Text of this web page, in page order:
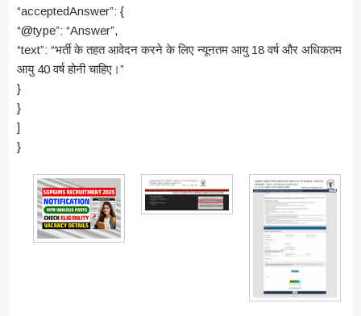
“acceptedAnswer”: {
“@type”: “Answer”,
“text”: “भर्ती के तहत आवेदन करने के लिए न्यूनतम आयु 18 वर्ष और अधिकतम
आयु 40 वर्ष होनी चाहिए।”
}
}
]
}